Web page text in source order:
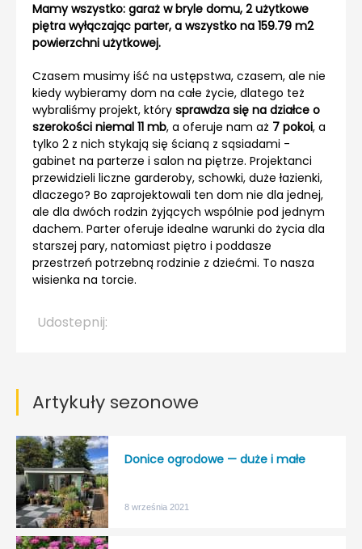
Mamy wszystko: garaż w bryle domu, 2 użytkowe
piętra wyłączając parter, a wszystko na 159.79 m2
powierzchni użytkowej.
Czasem musimy iść na ustępstwa, czasem, ale nie
kiedy wybieramy dom na całe życie, dlatego też
wybraliśmy projekt, który sprawdza się na działce o
szerokości niemal 11 mb, a oferuje nam aż 7 pokoi, a
tylko 2 z nich stykają się ścianą z sąsiadami -
gabinet na parterze i salon na piętrze. Projektanci
przewidzieli liczne garderoby, schowki, duże łazienki,
dlaczego? Bo zaprojektowali ten dom nie dla jednej,
ale dla dwóch rodzin żyjących wspólnie pod jednym
dachem. Parter oferuje idealne warunki do życia dla
starszej pary, natomiast piętro i poddasze
przestrzeń potrzebną rodzinie z dziećmi. To nasza
wisienka na torcie.
Udostepnij:
Artykuły sezonowe
Donice ogrodowe — duże i małe
8 września 2021